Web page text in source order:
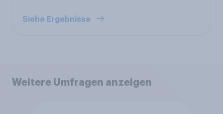
Siehe Ergebnisse
Weitere Umfragen anzeigen